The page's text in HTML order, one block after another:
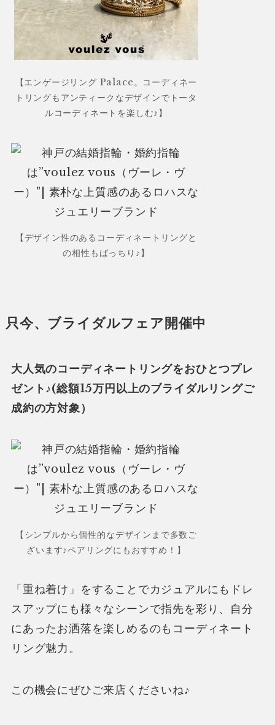
【エンゲージリング Palace。コーディネー
トリングもアンティークなデザインでトータ
ルコーディネートを楽しむ♪】
【デザイン性のあるコーディネートリングと
の相性もばっちり♪】
只今、ブライダルフェア開催中
大人気のコーディネートリングをおひとつプレ
ゼント♪(総額15万円以上のブライダルリングご
成約の方対象）
【シンプルから個性的なデザインまで多数ご
ざいます♪ペアリングにもおすすめ！】
「重ね着け」をすることでカジュアルにもドレ
スアップにも様々なシーンで指先を彩り、自分
にあったお洒落を楽しめるのもコーディネート
リング魅力。
この機会にぜひご来店くださいね♪